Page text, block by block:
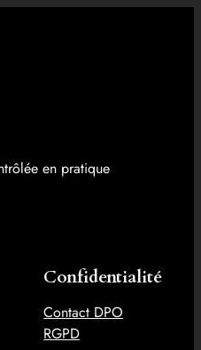
en pratique
Confidentialité
Contact DPO
RGPD